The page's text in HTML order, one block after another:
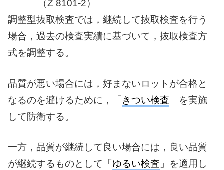
（Z 8101-2）
調整型抜取検査では，継続して抜取検査を行う
場合，過去の検査実績に基づいて，抜取検査方
式を調整する。
品質が悪い場合には，好まないロットが合格と
なるのを避けるために，「 きつい検査 」を実施
して防衛する。
一方，品質が継続して 良い場合には，良い品質
が継続するものとして「 ゆるい検査 」を適用し